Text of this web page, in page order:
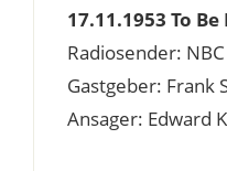
17.11.1953 To
Radiosender: NBC
Gastgeber: Frank
Ansager: Edward